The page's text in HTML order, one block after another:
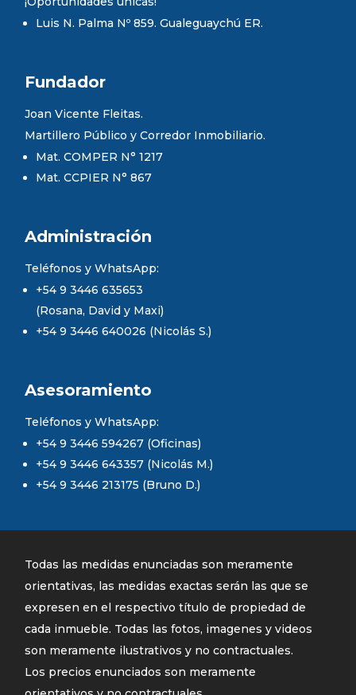
Luis N. Palma Nº 859. Gualeguaychú ER.
Fundador
Joan Vicente Fleitas.
Martillero Público y Corredor Inmobiliario.
Mat. COMPER N° 1217
Mat. CCPIER N° 867
Administración
Teléfonos y WhatsApp:
+54 9 3446 635653
(Rosana, David y Maxi)
+54 9 3446 640026 (Nicolás S.)
Asesoramiento
Teléfonos y WhatsApp:
+54 9 3446 594267 (Oficinas)
+54 9 3446 643357 (Nicolás M.)
+54 9 3446 213175 (Bruno D.)
Todas las medidas enunciadas son meramente
orientativas, las medidas exactas serán las que se
expresen en el respectivo título de propiedad de
cada inmueble. Todas las fotos, imagenes y videos
son meramente ilustrativos y no contractuales.
Los precios enunciados son meramente